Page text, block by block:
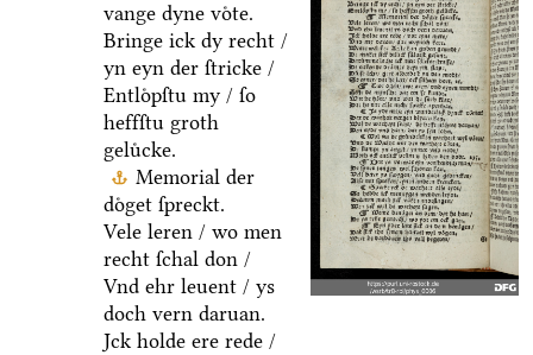
vange dyne voͤte.
Bringe ick dy recht /
yn eyn der ſtricke /
Entloͤpſtu my / ſo
heffſtu groth
geluͤcke.
Memorial der
doͤget ſpreckt.
Vele leren / wo men
recht ſchal don /
Vnd ehr leuent / ys
doch vern daruan.
Jck holde ere rede /